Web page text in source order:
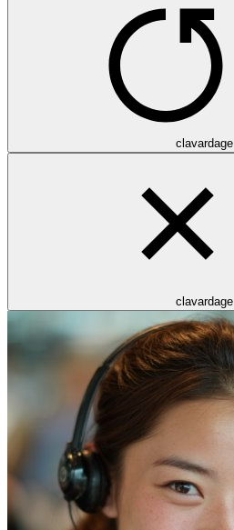
clavardage
clavardage